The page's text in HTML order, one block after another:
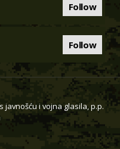
Follow
Follow
javnošću i vojna glasila, p.p.